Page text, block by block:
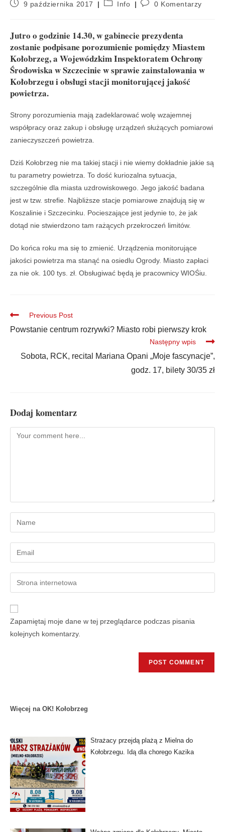
9 października 2017 Info 0 Komentarzy
Jutro o godzinie 14.30, w gabinecie prezydenta
zostanie podpisane porozumienie pomiędzy Miastem
Kołobrzeg, a Wojewódzkim Inspektoratem Ochrony
Środowiska w Szczecinie w sprawie zainstalowania w
Kołobrzegu i obsługi stacji monitorującej jakość
powietrza.
Strony porozumienia mają zadeklarować wolę wzajemnej
współpracy oraz zakup i obsługę urządzeń służących pomiarowi
zanieczyszczeń powietrza.
Dziś Kołobrzeg nie ma takiej stacji i nie wiemy dokładnie jakie są
tu parametry powietrza. To dość kuriozalna sytuacja,
szczególnie dla miasta uzdrowiskowego. Jego jakość badana
jest w tzw. strefie. Najbliższe stacje pomiarowe znajdują się w
Koszalinie i Szczecinku. Pocieszające jest jedynie to, że jak
dotąd nie stwierdzono tam rażących przekroczeń limitów.
Do końca roku ma się to zmienić. Urządzenia monitorujące
jakości powietrza ma stanąć na osiedlu Ogrody. Miasto zapłaci
za nie ok. 100 tys. zł. Obsługiwać będą je pracownicy WIOŚiu.
Previous Post
Powstanie centrum rozrywki? Miasto robi pierwszy krok
Następny wpis
Sobota, RCK, recital Mariana Opani „Moje fascynacje”,
godz. 17, bilety 30/35 zł
Dodaj komentarz
Zapamiętaj moje dane w tej przeglądarce podczas pisania
kolejnych komentarzy.
Więcej na OK! Kołobrzeg
Strażacy przejdą plażą z Mielna do
Kołobrzegu. Idą dla chorego Kazika